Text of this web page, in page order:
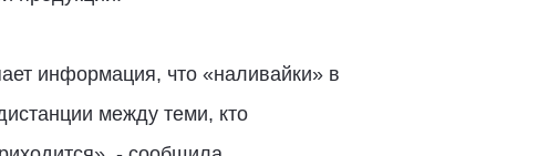
информация, что «наливайки» в
между теми, кто